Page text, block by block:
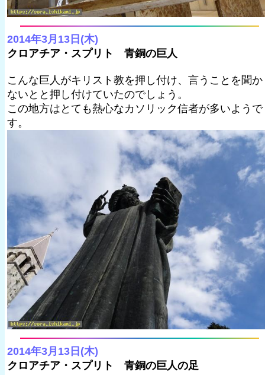
2014年3月13日(木)
クロアチア・スプリト 青銅の巨人
こんな巨人がキリスト教を押し付け、言うことを聞か
ないとと押し付けていたのでしょう。
この地方はとても熱心なカソリック信者が多いようで
す。
2014年3月13日(木)
クロアチア・スプリト 青銅の巨人の足